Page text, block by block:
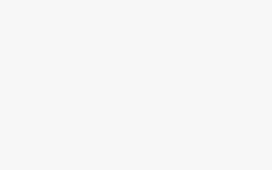
augusztus …